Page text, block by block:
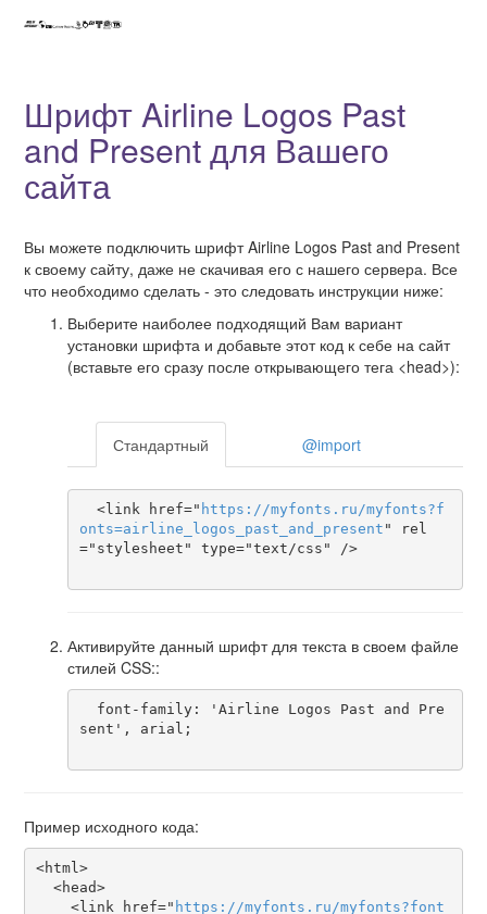
Шрифт Airline Logos Past
and Present для Вашего
сайта
Вы можете подключить шрифт Airline Logos Past and Present
к своему сайту, даже не скачивая его с нашего сервера. Все
что необходимо сделать - это следовать инструкции ниже:
Выберите наиболее подходящий Вам вариант
установки шрифта и добавьте этот код к себе на сайт
(вставьте его сразу после открывающего тега <head>):
Стандартный @import
  <link href="
https ://myfonts . ru/myfonts?f
onts=airline_logos_past_and_present " rel
="stylesheet" type="text/css" />
Активируйте данный шрифт для текста в своем файле
стилей CSS::
sent', arial;
Пример исходного кода:
<html>
    <link href="
https ://myfonts . ru/myfonts?font